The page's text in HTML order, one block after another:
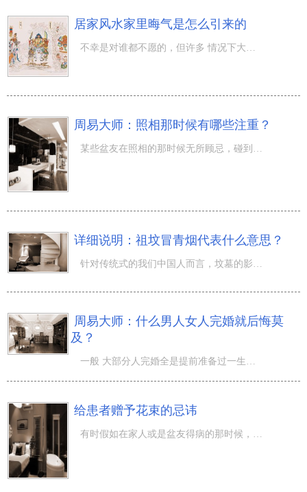
居家风水家里晦气是怎么引来的
不幸是对谁都不愿的，但许多 情况下大家却能发觉有时便是那样，竟然会莫名其妙就不幸的。并且大家也都清晰
周易大师：照相那时候有哪些注重？
某些盆友在照相的那时候无所顾忌，碰到想拍的物品就立即拿起手机和照相机照相，乃至是三人一块儿拍合影照片
详细说明：祖坟冒青烟代表什么意思？
周易大师：什么男人女人完婚就后悔莫
及？
一般 大部分人完婚全是提前准备过一生的，可是有时一直会有某些男人女人一完婚就会后悔莫及，不久完婚就吵
给患者赠予花束的忌讳
有时假如在家人或是盆友得病的那时候，人们不但会送某些礼品去探望，还会随身携带某些花束来表述自身的祝愿